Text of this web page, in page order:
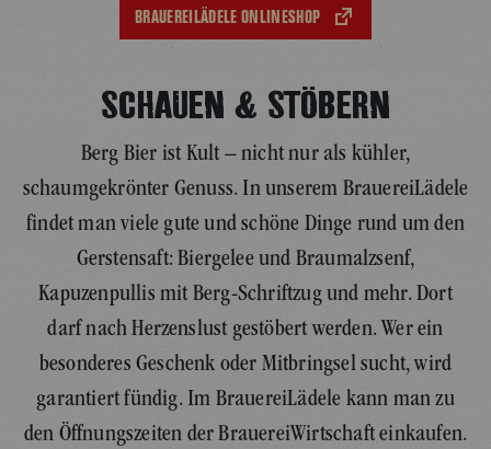
BRAUEREILÄDELE ONLINESHOP
SCHAUEN & STÖBERN
Berg Bier ist Kult – nicht nur als kühler,
schaumgekrönter Genuss. In unserem BrauereiLädele
findet man viele gute und schöne Dinge rund um den
Gerstensaft: Biergelee und Braumalzsenf,
Kapuzenpullis mit Berg-Schriftzug und mehr. Dort
darf nach Herzenslust gestöbert werden. Wer ein
besonderes Geschenk oder Mitbringsel sucht, wird
garantiert fündig. Im BrauereiLädele kann man zu
den Öffnungszeiten der BrauereiWirtschaft einkaufen.